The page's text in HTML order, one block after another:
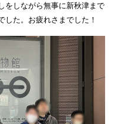
をしながら無事に新秋津まで
した。お疲れさまでした！